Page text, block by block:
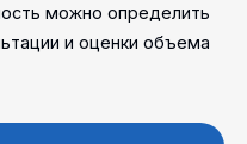
можно определить
и оценки объема